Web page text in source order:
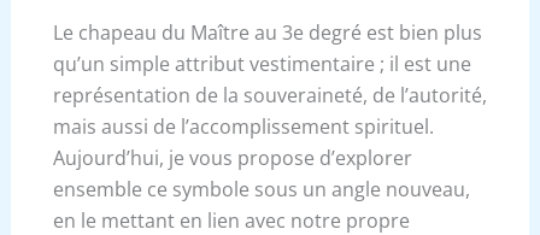
Le chapeau du Maître au 3e degré est bien plus
qu’un simple attribut vestimentaire ; il est une
représentation de la souveraineté, de l’autorité,
mais aussi de l’accomplissement spirituel.
Aujourd’hui, je vous propose d’explorer
ensemble ce symbole sous un angle nouveau,
en le mettant en lien avec notre propre